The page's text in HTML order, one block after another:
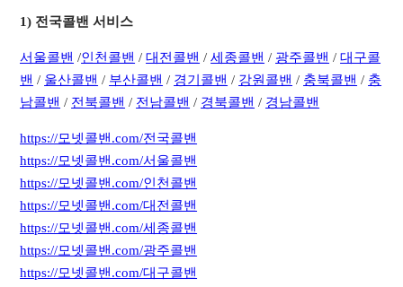
1) 전국콜밴 서비스
서 울콜밴 /인천콜밴 /대전콜밴 /세종콜밴 / 광주콜밴 /대구콜
밴 / 울산콜밴 / 부산콜밴 / 경기콜밴 / 강원콜밴 / 충북콜밴 / 충
남콜밴 / 전북콜밴 / 전남콜밴 / 경북콜밴 / 경남콜밴
https://모넷콜밴.com/전국콜밴
https://모넷콜밴.com/서울콜밴
https://모넷콜밴.com/인천콜밴
https://모넷콜밴.com/대전콜밴
https://모넷콜밴.com/세종콜밴
https://모넷콜밴.com/광주콜밴
https://모넷콜밴.com/대구콜밴